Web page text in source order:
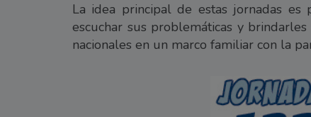
La idea principal de estas jornadas es
escuchar sus problemáticas y
nacionales en un marco familiar con la